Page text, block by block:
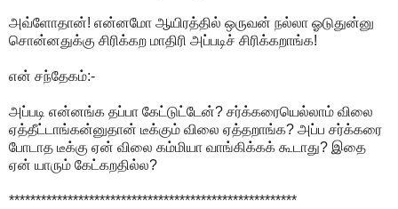
அவ்ளோதான்! என்னமோ ஆயிரத்தில் ஒருவன் நல்லா ஓடுதுன்னு
சொன்னதுக்கு சிரிக்கற மாதிரி அப்படிச் சிரிக்கறாங்க!
என் சந்தேகம்:-
அப்படி என்னங்க தப்பா கேட்டுட்டேன்? சர்க்கரையெல்லாம் விலை
ஏத்தீட்டாங்கன்னுதான் டீக்கும் விலை ஏத்தறாங்க? அப்ப சர்க்கரை
போடாத டீக்கு ஏன் விலை கம்மியா வாங்கிக்கக் கூடாது? இதை
ஏன் யாரும் கேட்கறதில்ல?
******************************************************